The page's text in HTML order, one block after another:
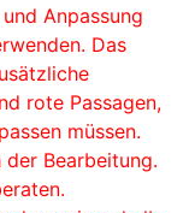
Anpassung
Das
rote Passagen,
müssen.
Bearbeitung.